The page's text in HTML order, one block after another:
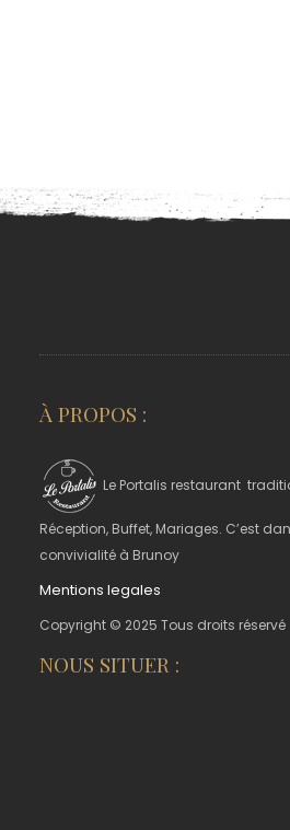
À PROPOS :
Le Portalis restaurant
Réception, Buffet, Mariages. C’est
convivialité à Brunoy
Mentions legales
Copyright © 2025 Tous droits réservé
NOUS SITUER :